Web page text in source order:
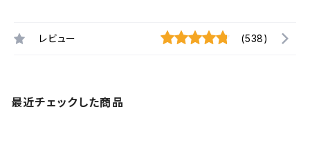
レビュー (538)
最近チェックした商品